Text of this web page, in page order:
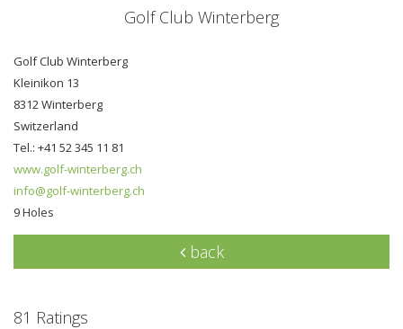
Golf Club Winterberg
Golf Club Winterberg
Kleinikon 13
8312 Winterberg
Switzerland
Tel.: +41 52 345 11 81
www.golf-winterberg.ch
info@golf-winterberg.ch
9 Holes
back
81 Ratings